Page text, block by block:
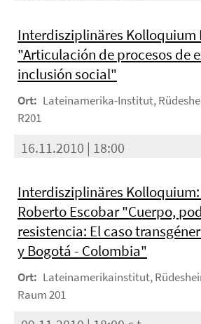
Interdisziplinäres Kolloquium
"Articulación de procesos de
inclusión social"
Ort: Lateinamerika-Institut,
R201
16.11.2010 | 18:00
Interdisziplinäres
Roberto Escobar "Cuerpo,
resistencia: El caso
y Bogotá - Colombia"
Ort: Lateinamerikainstitut,
Raum 201